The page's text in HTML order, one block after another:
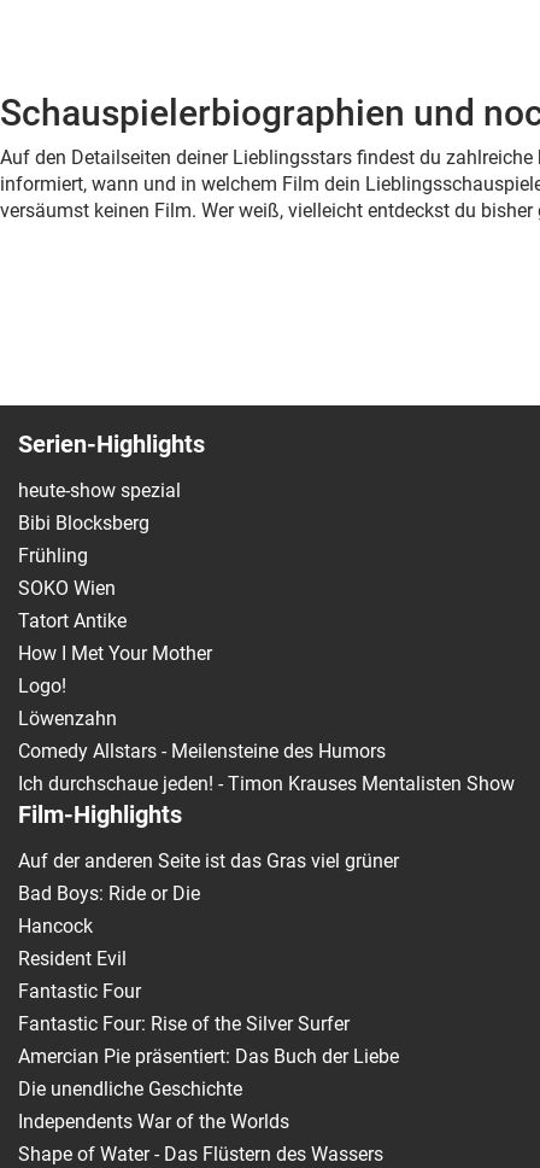
Schauspielerbiographien und
Auf den Detailseiten deiner Lieblingsstars findest du
informiert, wann und in welchem Film dein
versäumst keinen Film. Wer weiß, vielleicht entdeckst du
Serien-Highlights
heute-show spezial
Bibi Blocksberg
Frühling
SOKO Wien
Tatort Antike
How I Met Your Mother
Logo!
Löwenzahn
Comedy Allstars - Meilensteine des Humors
Ich durchschaue jeden! - Timon Krauses Mentalisten Show
Film-Highlights
Auf der anderen Seite ist das Gras viel grüner
Bad Boys: Ride or Die
Hancock
Resident Evil
Fantastic Four
Fantastic Four: Rise of the Silver Surfer
Amercian Pie präsentiert: Das Buch der Liebe
Die unendliche Geschichte
Independents War of the Worlds
Shape of Water - Das Flüstern des Wassers